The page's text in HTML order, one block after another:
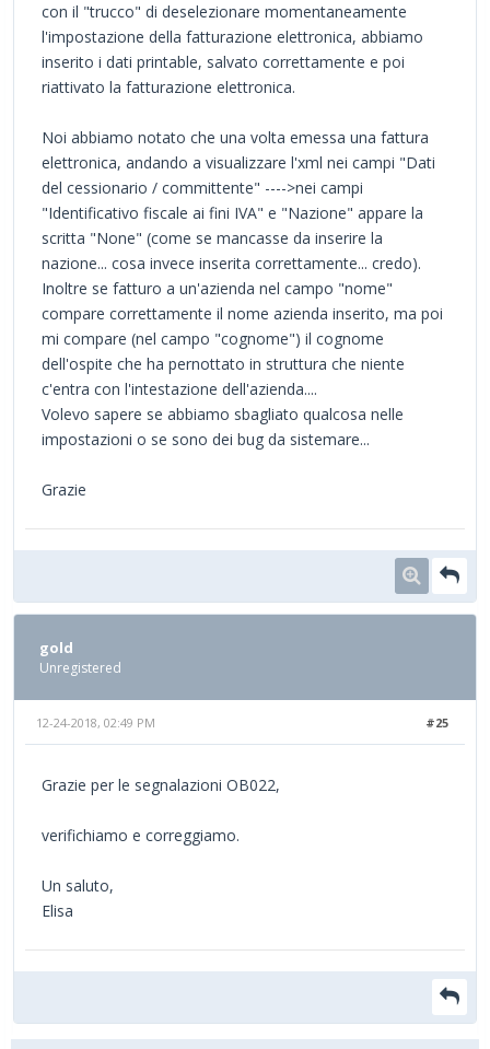
con il "trucco" di deselezionare momentaneamente
l'impostazione della fatturazione elettronica, abbiamo
inserito i dati printable, salvato correttamente e poi
riattivato la fatturazione elettronica.
Noi abbiamo notato che una volta emessa una fattura
elettronica, andando a visualizzare l'xml nei campi "Dati
del cessionario / committente" ---->nei campi
"Identificativo fiscale ai fini IVA" e "Nazione" appare la
scritta "None" (come se mancasse da inserire la
nazione... cosa invece inserita correttamente... credo).
Inoltre se fatturo a un'azienda nel campo "nome"
compare correttamente il nome azienda inserito, ma poi
mi compare (nel campo "cognome") il cognome
dell'ospite che ha pernottato in struttura che niente
c'entra con l'intestazione dell'azienda....
Volevo sapere se abbiamo sbagliato qualcosa nelle
impostazioni o se sono dei bug da sistemare...
Grazie
gold
Unregistered
#25
12-24-2018, 02:49 PM
Grazie per le segnalazioni OB022,
verifichiamo e correggiamo.
Un saluto,
Elisa